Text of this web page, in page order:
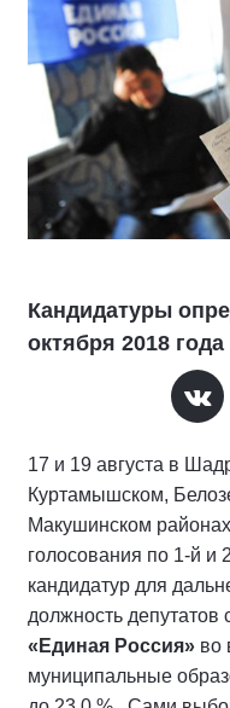
Кандидатуры
октября 2018 года
17 и 19 августа в
Куртамышском,
Макушинском
голосования по 1-й и
кандидатур для
должность депутатов
«Единая Россия» во
муниципальные